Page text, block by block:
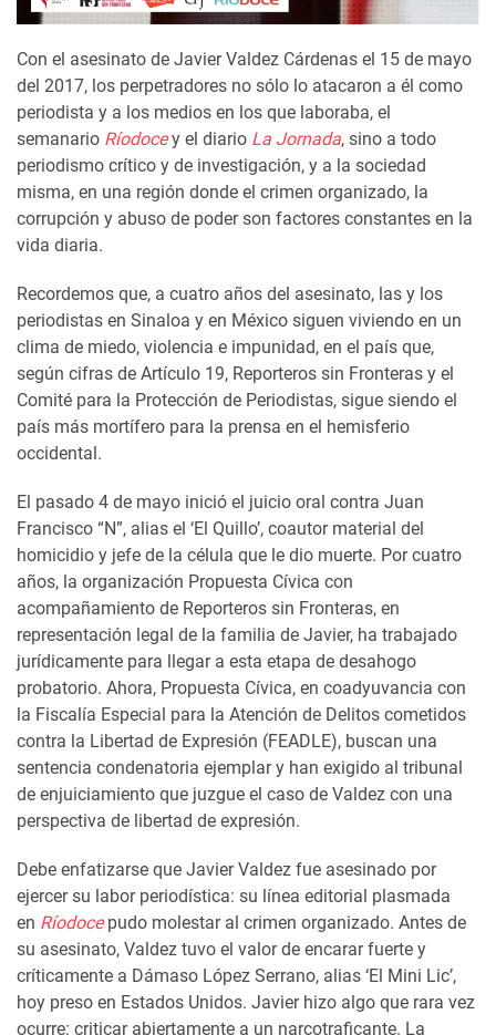
Con el asesinato de Javier Valdez Cárdenas el 15 de mayo
del 2017, los perpetradores no sólo lo atacaron a él como
periodista y a los medios en los que laboraba, el
semanario Ríodoce y el diario La Jornada, sino a todo
periodismo crítico y de investigación, y a la sociedad
misma, en una región donde el crimen organizado, la
corrupción y abuso de poder son factores constantes en la
vida diaria.
Recordemos que, a cuatro años del asesinato, las y los
periodistas en Sinaloa y en México siguen viviendo en un
clima de miedo, violencia e impunidad, en el país que,
según cifras de Artículo 19, Reporteros sin Fronteras y el
Comité para la Protección de Periodistas, sigue siendo el
país más mortífero para la prensa en el hemisferio
occidental.
El pasado 4 de mayo inició el juicio oral contra Juan
Francisco “N”, alias el ‘El Quillo’, coautor material del
homicidio y jefe de la célula que le dio muerte. Por cuatro
años, la organización Propuesta Cívica con
acompañamiento de Reporteros sin Fronteras, en
representación legal de la familia de Javier, ha trabajado
jurídicamente para llegar a esta etapa de desahogo
probatorio. Ahora, Propuesta Cívica, en coadyuvancia con
la Fiscalía Especial para la Atención de Delitos cometidos
contra la Libertad de Expresión (FEADLE), buscan una
sentencia condenatoria ejemplar y han exigido al tribunal
de enjuiciamiento que juzgue el caso de Valdez con una
perspectiva de libertad de expresión.
Debe enfatizarse que Javier Valdez fue asesinado por
ejercer su labor periodística: su línea editorial plasmada
en Ríodoce pudo molestar al crimen organizado. Antes de
su asesinato, Valdez tuvo el valor de encarar fuerte y
críticamente a Dámaso López Serrano, alias ‘El Mini Lic’,
hoy preso en Estados Unidos. Javier hizo algo que rara vez
ocurre: criticar abiertamente a un narcotraficante. La